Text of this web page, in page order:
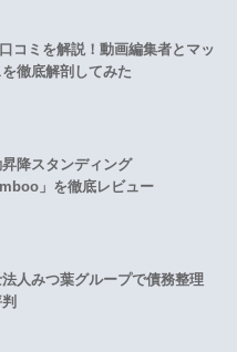
コミを解説！動画編集者とマッ
徹底解剖してみた
昇降スタンディング
」を徹底レビュー
法人みつ葉グループで債務整理